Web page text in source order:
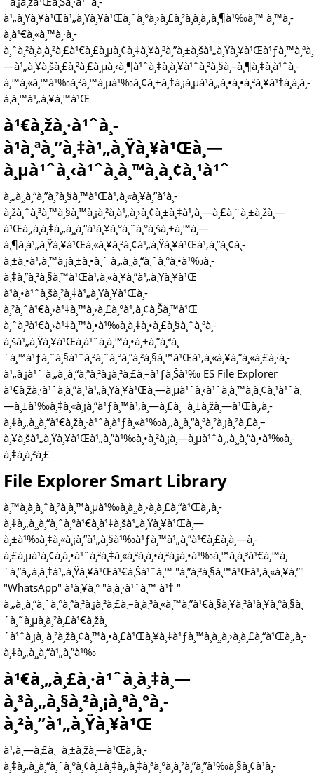
à¹„à¸Ÿà¸¥à¹Œà¹„à¸Ÿà¸¥à¹Œà¸ˆà¸°à¸›à¸£à¸²à¸à¸à¸‚à¸¶à¹‰à¸™ à¸™à¸­
à¸à¹€à¸«à¸™à¸·à¸­
—à¹„à¸¥à¸šà¸£à¸²à¸£à¸µà¸‹à¸¶à¹ˆà¸‡à¸à¸¥à¹ˆà¸²à¸§à¸–à¸¶à¸‡à¸à¹ˆà¸­
à¸™à¸«à¸™à¹‰à¸²à¸™à¸µà¹‰à¸¢à¸±à¸‡à¸¡à¸µà¹à¸„à¸•à¸•à¸²à¸¥à¹‡à¸­à¸à¸­
à¸­à¸™à¹„à¸¥à¸™à¹Œ
à¹€à¸žà¸·à¹ˆà¸­
à¹à¸ªà¸”à¸‡à¹„à¸Ÿà¸¥à¹Œà¸—
à¸µà¹ˆà¸‹à¹ˆà¸­à¸™à¸­à¸¢à¸¹à¹ˆ
à¸„à¸¸à¸“à¸”à¸²à¸§à¸™à¹Œà¹‚à¸«à¸¥à¸”à¹à¸­
à¸žà¸ˆà¸³à¸™à¸§à¸™à¸¡à¸²à¸à¹„à¸›à¸¢à¸±à¸‡à¹‚à¸—à¸£à¸¨à¸±à¸žà¸—
à¹Œà¸‚à¸­à¸‡à¸„à¸¸à¸“à¹à¸¥à¸°à¸ˆà¸°à¸šà¸±à¸™à¸—
à¸¶à¸à¹„à¸Ÿà¸¥à¹Œà¸«à¸¥à¸²à¸¢à¹„à¸Ÿà¸¥à¹Œà¹‚à¸”à¸¢à¸­
à¸±à¸•à¹‚à¸™à¸¡à¸±à¸•à¸´ à¸„à¸¸à¸“à¸ˆà¸°à¸•à¹‰à¸­
à¸‡à¸”à¸²à¸§à¸™à¹Œà¹‚à¸«à¸¥à¸”à¹„à¸Ÿà¸¥à¹Œ
à¹à¸•à¹ˆà¸šà¸²à¸‡à¹„à¸Ÿà¸¥à¹Œà¸­
à¸²à¸ˆà¹€à¸›à¹‡à¸™à¸›à¸£à¸°à¹‚à¸¢à¸Šà¸™à¹Œ
à¸ˆà¸³à¹€à¸›à¹‡à¸™à¸•à¹‰à¸­à¸‡à¸•à¸£à¸§à¸ˆà¸ªà¸­
à¸šà¹„à¸Ÿà¸¥à¹Œà¸à¹ˆà¸­à¸™à¸•à¸±à¸”à¸ªà¸
´à¸™à¹ƒà¸ˆà¸§à¹ˆà¸²à¸ˆà¸°à¸”à¸²à¸§à¸™à¹Œà¹‚à¸«à¸¥à¸”à¸«à¸£à¸·à¸­
à¹„à¸¡à¹ˆ à¸„à¸¸à¸“à¸ªà¸²à¸¡à¸²à¸£à¸–à¹ƒà¸Šà¹‰ ES File Explorer
à¹€à¸žà¸·à¹ˆà¸­à¸”à¸¹à¹„à¸Ÿà¸¥à¹Œà¸—à¸µà¹ˆà¸‹à¹ˆà¸­à¸™à¸­à¸¢à¸¹à¹ˆà¸
—à¸±à¹‰à¸‡à¸«à¸¡à¸”à¹ƒà¸™à¹‚à¸—à¸£à¸¨à¸±à¸žà¸—à¹Œà¸‚à¸­
à¸‡à¸„à¸¸à¸“à¹€à¸žà¸·à¹ˆà¸­à¹ƒà¸«à¹‰à¸„à¸¸à¸“à¸ªà¸²à¸¡à¸²à¸£à¸–
à¸¥à¸šà¹„à¸Ÿà¸¥à¹Œà¹„à¸”à¹‰à¸•à¸²à¸¡à¸—à¸µà¹ˆà¸„à¸¸à¸“à¸•à¹‰à¸­
à¸‡à¸à¸²à¸£
File Explorer Smart Library
à¸™à¸­à¸à¸ˆà¸²à¸à¸™à¸µà¹‰à¸­à¸¸à¸›à¸à¸£à¸“à¹Œà¸‚à¸­
à¸‡à¸„à¸¸à¸“à¸ˆà¸°à¹€à¸à¹‡à¸šà¹„à¸Ÿà¸¥à¹Œà¸—
à¸±à¹‰à¸‡à¸«à¸¡à¸”à¹„à¸§à¹‰à¹ƒà¸™à¹„à¸”à¹€à¸£à¸à¸—à¸­
à¸£à¸µà¹à¸¢à¸à¸•à¹ˆà¸²à¸‡à¸«à¸²à¸à¸•à¸²à¸¡à¸•à¹‰à¸™à¸à¸³à¹€à¸™à¸
´à¸”à¸‚à¸­à¸‡à¹„à¸Ÿà¸¥à¹Œà¹€à¸Šà¹ˆà¸™ "à¸”à¸²à¸§à¸™à¹Œà¹‚à¸«à¸¥à¸”"
"WhatsApp" à¹à¸¥à¸° "à¸­à¸·à¹ˆà¸™ à¹† "
à¸„à¸¸à¸“à¸ˆà¸°à¸ªà¸²à¸¡à¸²à¸£à¸–à¸à¸³à¸«à¸™à¸”à¹€à¸§à¸¥à¸²à¹à¸¥à¸°à¸§à¸
´à¸˜à¸µà¸à¸²à¸£à¹€à¸žà¸
´à¹ˆà¸¡à¸ à¸²à¸žà¸¢à¸™à¸•à¸£à¹Œà¸¥à¸‡à¹ƒà¸™à¸­à¸¸à¸›à¸à¸£à¸“à¹Œà¸‚à¸­
à¸‡à¸„à¸¸à¸“à¹„à¸”à¹‰
à¹€à¸„à¸£à¸·à¹ˆà¸­à¸‡à¸—
à¸³à¸„à¸§à¸²à¸¡à¸ªà¸°à¸­
à¸²à¸”à¹„à¸Ÿà¸¥à¹Œ
à¹‚à¸—à¸£à¸¨à¸±à¸žà¸—à¹Œà¸‚à¸­
à¸‡à¸„à¸¸à¸“à¸ˆà¸°à¸¢à¸±à¸‡à¸„à¸‡à¸ªà¸°à¸­à¸²à¸”à¸”à¹‰à¸§à¸¢à¹à¸­